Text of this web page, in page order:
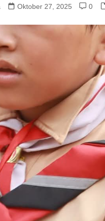
Oktober 27, 2025 0